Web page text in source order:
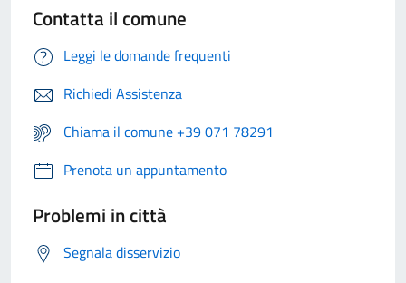
Contatta il comune
Leggi le domande frequenti
Richiedi Assistenza
Chiama il comune +39 071 78291
Prenota un appuntamento
Problemi in città
Segnala disservizio